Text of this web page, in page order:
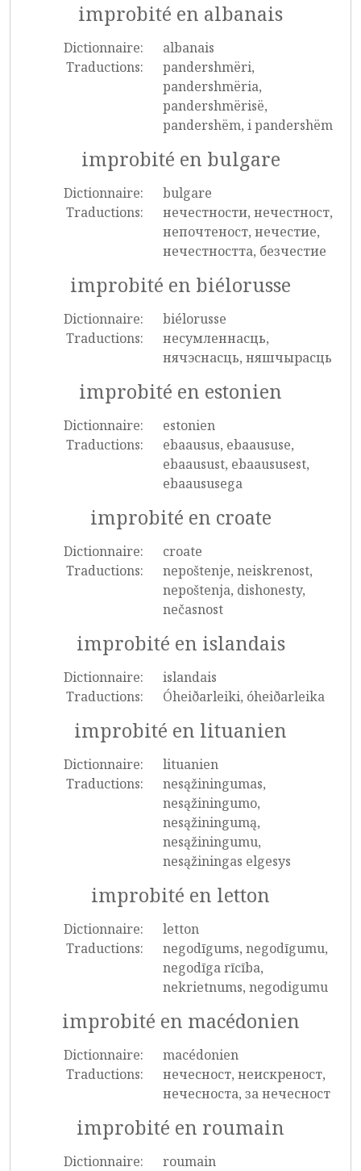
improbité en albanais
Dictionnaire:
albanais
Traductions:
pandershmëri,
pandershmëria,
pandershmërisë,
pandershëm, i pandershëm
improbité en bulgare
Dictionnaire:
bulgare
Traductions:
нечестности, нечестност,
непочтеност, нечестие,
нечестността, безчестие
improbité en biélorusse
Dictionnaire:
biélorusse
Traductions:
несумленнасць,
нячэснасць, няшчырасць
improbité en estonien
Dictionnaire:
estonien
Traductions:
ebaausus, ebaaususe,
ebaausust, ebaaususest,
ebaaususega
improbité en croate
Dictionnaire:
croate
Traductions:
nepoštenje, neiskrenost,
nepoštenja, dishonesty,
nečasnost
improbité en islandais
Dictionnaire:
islandais
Traductions:
Óheiðarleiki, óheiðarleika
improbité en lituanien
Dictionnaire:
lituanien
Traductions:
nesąžiningumas,
nesąžiningumo,
nesąžiningumą,
nesąžiningumu,
nesąžiningas elgesys
improbité en letton
Dictionnaire:
letton
Traductions:
negodīgums, negodīgumu,
negodīga rīcība,
nekrietnums, negodigumu
improbité en macédonien
Dictionnaire:
macédonien
Traductions:
нечесност, неискреност,
нечесноста, за нечесност
improbité en roumain
Dictionnaire:
roumain